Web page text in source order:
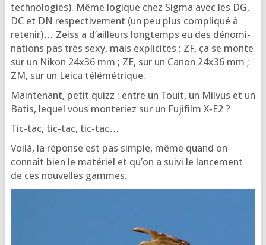
tech­no­lo­gies). Même logique chez Sig­ma avec les DG,
DC et DN res­pec­ti­ve­ment (un peu plus com­pli­qué à
rete­nir)… Zeiss a d’ailleurs long­temps eu des déno­mi­
na­tions pas très sexy, mais expli­cites : ZF, ça se monte
sur un Nikon 24x36 mm ; ZE, sur un Canon 24x36 mm ;
ZM, sur un Lei­ca télémétrique.
Main­te­nant, petit quizz : entre un Touit, un Mil­vus et un
Batis, lequel vous mon­te­riez sur un Fuji­film X‑E2 ?
Tic-tac, tic-tac, tic-tac…
Voi­là, la réponse est pas simple, même quand on
connaît bien le maté­riel et qu’on a sui­vi le lan­ce­ment
de ces nou­velles gammes.